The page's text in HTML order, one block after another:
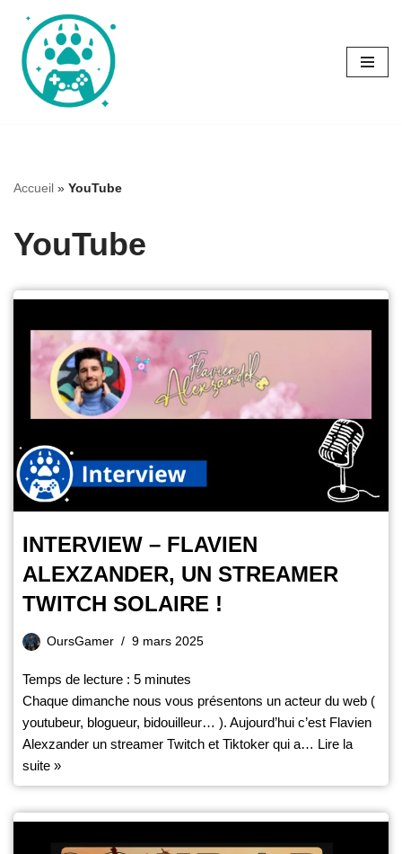
Aller
au
contenu
Accueil » YouTube
YouTube
INTERVIEW – FLAVIEN
ALEXZANDER, UN STREAMER
TWITCH SOLAIRE !
OursGamer 9 mars 2025
Temps de lecture : 5 minutes
Chaque dimanche nous vous présentons un acteur du web (
youtubeur, blogueur, bidouilleur… ). Aujourd’hui c’est Flavien
Alexzander un streamer Twitch et Tiktoker qui a… Lire la
suite »